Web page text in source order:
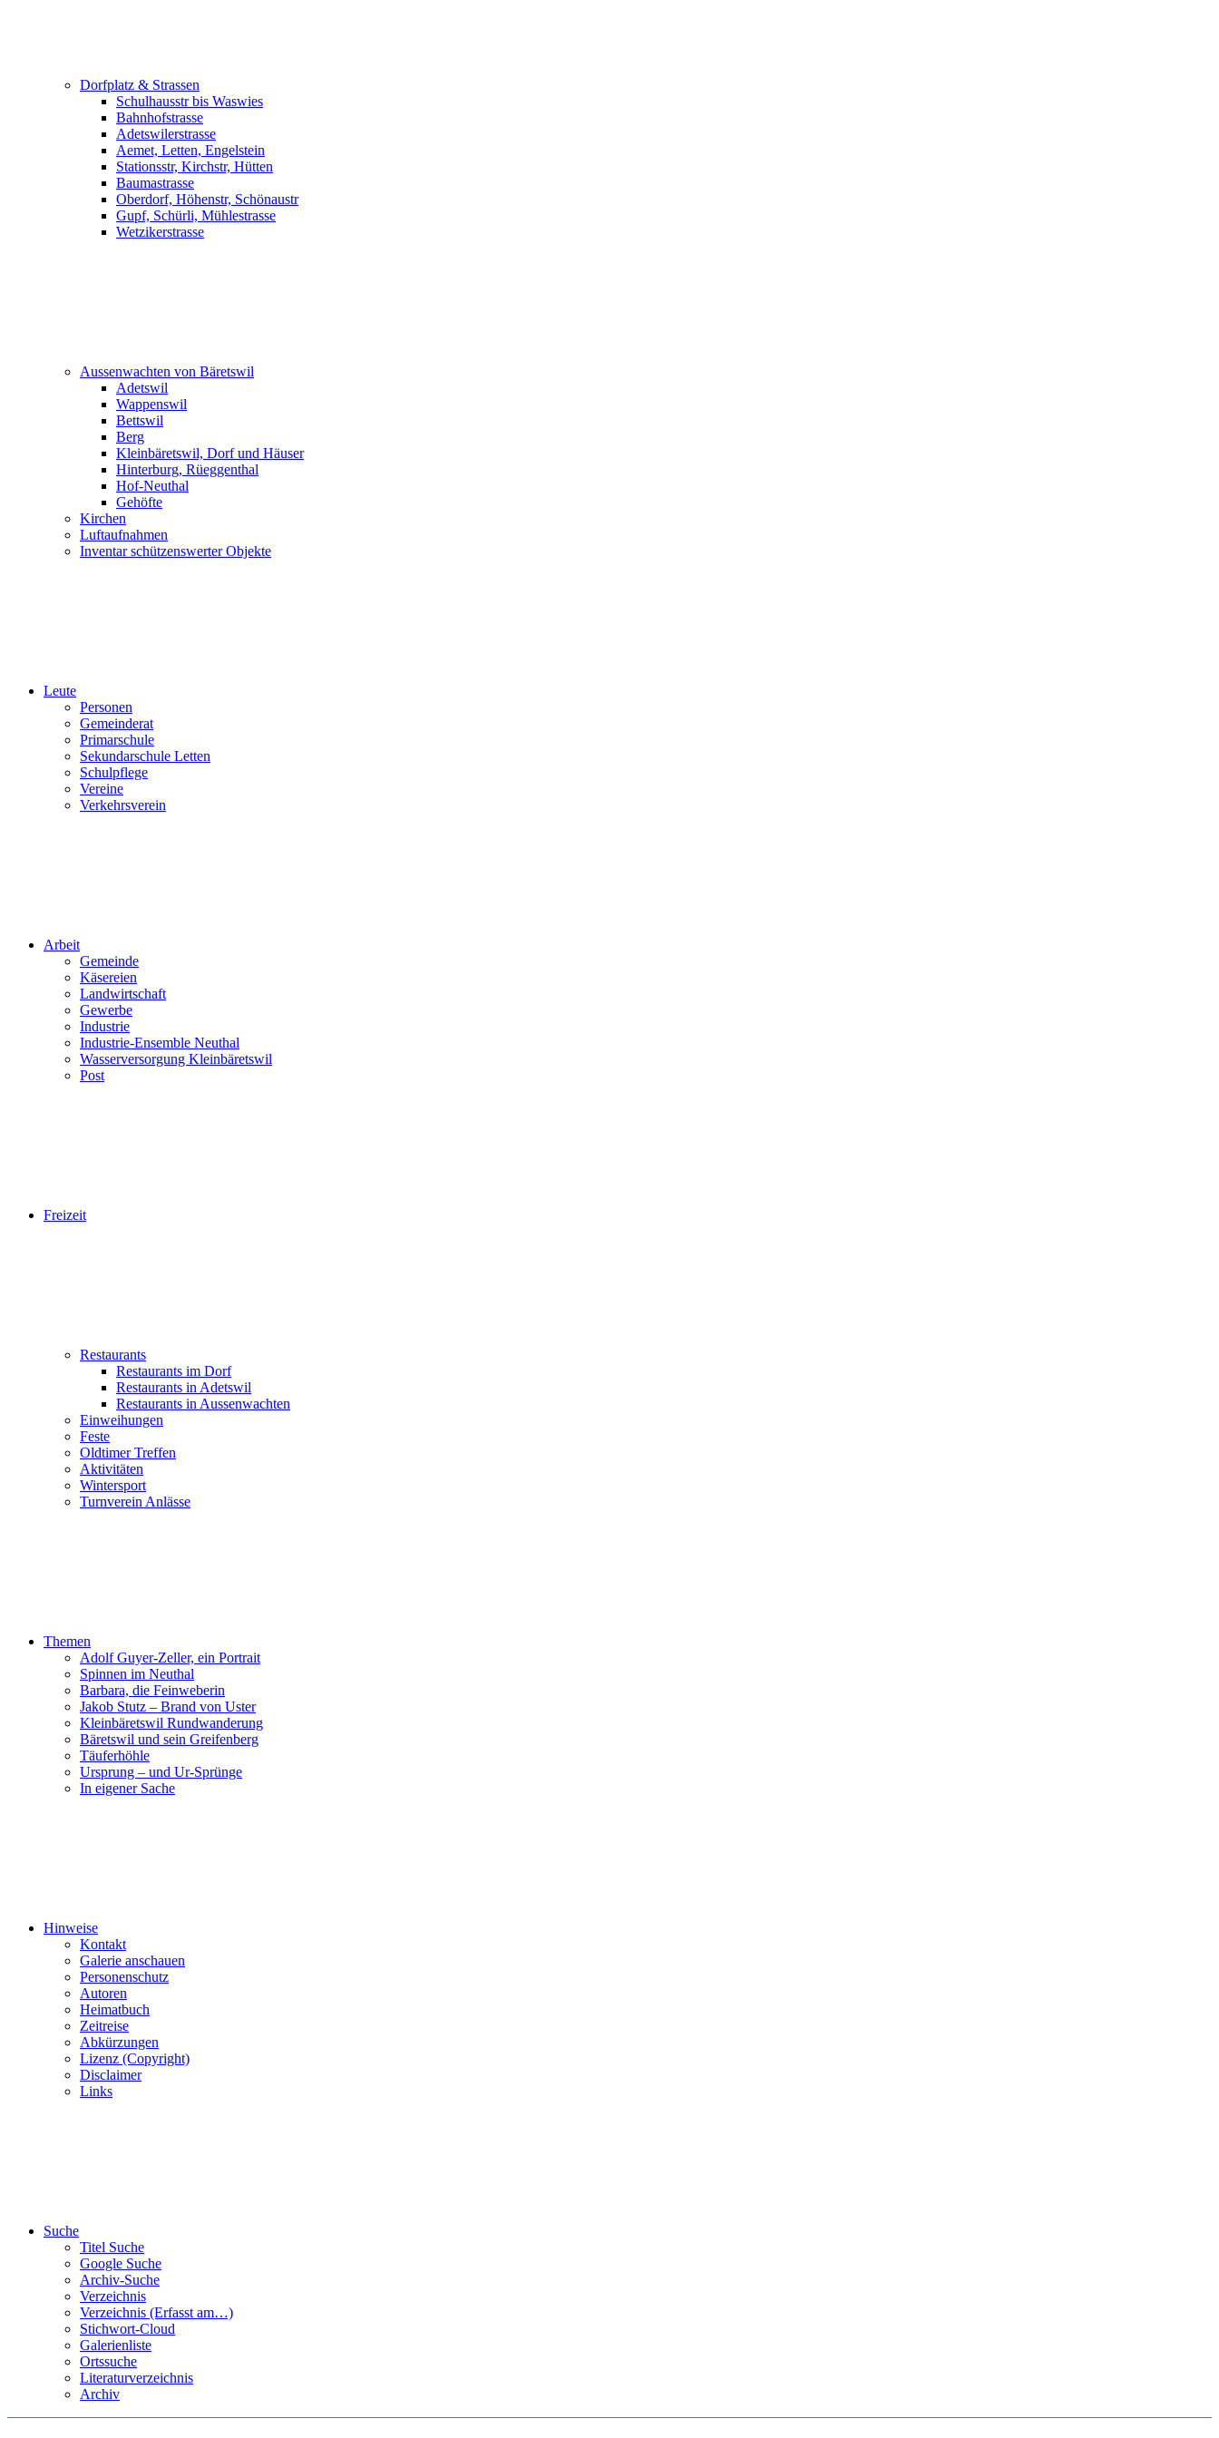
Dorfplatz & Strassen
Schulhausstr bis Waswies
Bahnhofstrasse
Adetswilerstrasse
Aemet, Letten, Engelstein
Stationsstr, Kirchstr, Hütten
Baumastrasse
Oberdorf, Höhenstr, Schönaustr
Gupf, Schürli, Mühlestrasse
Wetzikerstrasse
Aussenwachten von Bäretswil
Adetswil
Wappenswil
Bettswil
Berg
Kleinbäretswil, Dorf und Häuser
Hinterburg, Rüeggenthal
Hof-Neuthal
Gehöfte
Kirchen
Luftaufnahmen
Inventar schützenswerter Objekte
Leute
Personen
Gemeinderat
Primarschule
Sekundarschule Letten
Schulpflege
Vereine
Verkehrsverein
Arbeit
Gemeinde
Käsereien
Landwirtschaft
Gewerbe
Industrie
Industrie-Ensemble Neuthal
Wasserversorgung Kleinbäretswil
Post
Freizeit
Restaurants
Restaurants im Dorf
Restaurants in Adetswil
Restaurants in Aussenwachten
Einweihungen
Feste
Oldtimer Treffen
Aktivitäten
Wintersport
Turnverein Anlässe
Themen
Adolf Guyer-Zeller, ein Portrait
Spinnen im Neuthal
Barbara, die Feinweberin
Jakob Stutz – Brand von Uster
Kleinbäretswil Rundwanderung
Bäretswil und sein Greifenberg
Täuferhöhle
Ursprung – und Ur-Sprünge
In eigener Sache
Hinweise
Kontakt
Galerie anschauen
Personenschutz
Autoren
Heimatbuch
Zeitreise
Abkürzungen
Lizenz (Copyright)
Disclaimer
Links
Suche
Titel Suche
Google Suche
Archiv-Suche
Verzeichnis
Verzeichnis (Erfasst am…)
Stichwort-Cloud
Galerienliste
Ortssuche
Literaturverzeichnis
Archiv